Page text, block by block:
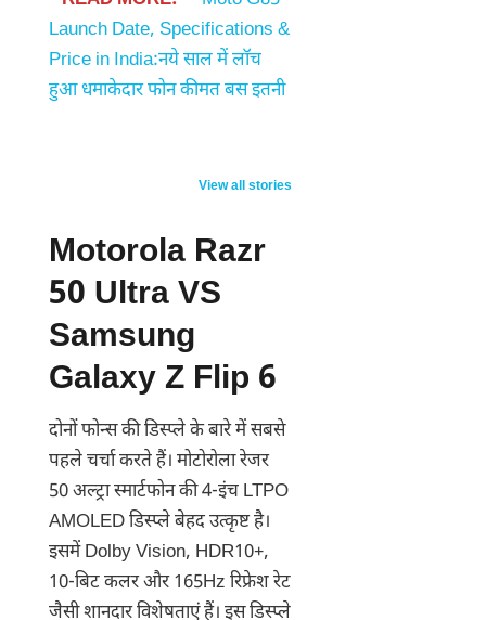
Launch Date, Specifications &
Price in India:नये साल में लाॅच
हुआ धमाकेदार फोन कीमत बस इतनी
View all stories
Affordable Pulsar
125 launched,
priced at this
Launching Feb
Zeiss Camera!
Motorola Razr
50 Ultra VS
Samsung
Galaxy Z Flip 6
दोनों फोन्स की डिस्प्ले के बारे में सबसे
पहले चर्चा करते हैं। मोटोरोला रेजर
50 अल्ट्रा स्मार्टफोन की 4-इंच LTPO
AMOLED डिस्प्ले बेहद उत्कृष्ट है।
इसमें Dolby Vision, HDR10+,
10-बिट कलर और 165Hz रिफ्रेश रेट
जैसी शानदार विशेषताएं हैं। इस डिस्प्ले